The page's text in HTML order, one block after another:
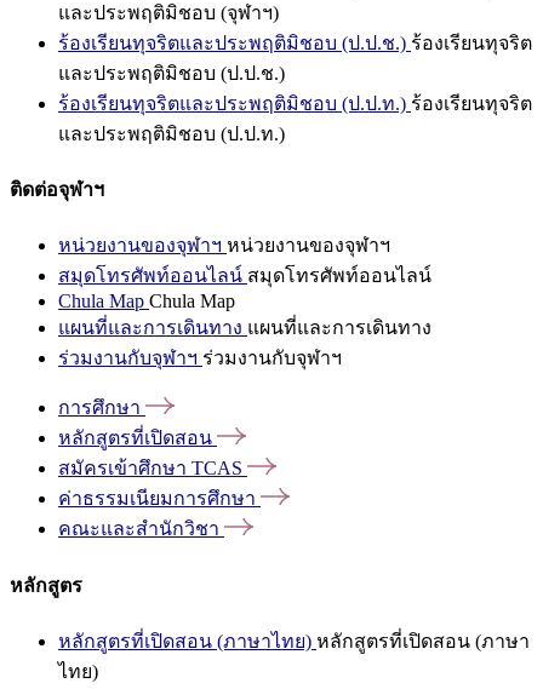
และประพฤติมิชอบ (จุฬาฯ)
ร้องเรียนทุจริตและประพฤติมิชอบ (ป.ป.ช.) ร้องเรียนทุจริต
และประพฤติมิชอบ (ป.ป.ช.)
ร้องเรียนทุจริตและประพฤติมิชอบ (ป.ป.ท.) ร้องเรียนทุจริต
และประพฤติมิชอบ (ป.ป.ท.)
ติดต่อจุฬาฯ
หน่วยงานของจุฬาฯ หน่วยงานของจุฬาฯ
สมุดโทรศัพท์ออนไลน์ สมุดโทรศัพท์ออนไลน์
Chula Map Chula Map
แผนที่และการเดินทาง แผนที่และการเดินทาง
ร่วมงานกับจุฬาฯ ร่วมงานกับจุฬาฯ
การศึกษา
หลักสูตรที่เปิดสอน
สมัครเข้าศึกษา TCAS
ค่าธรรมเนียมการศึกษา
คณะและสำนักวิชา
หลักสูตร
หลักสูตรที่เปิดสอน (ภาษาไทย) หลักสูตรที่เปิดสอน (ภาษา
ไทย)